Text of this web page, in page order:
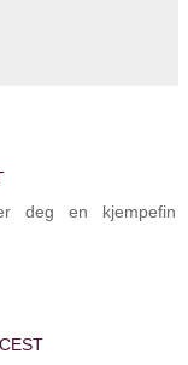
deg en kjempefin